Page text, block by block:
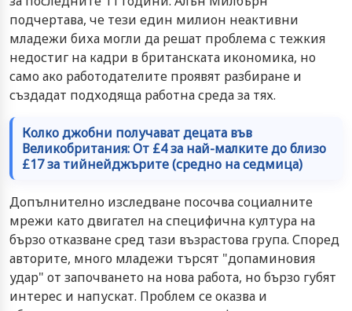
подчертава, че тези един милион неактивни
младежи биха могли да решат проблема с тежкия
недостиг на кадри в британската икономика, но
само ако работодателите проявят разбиране и
създадат подходяща работна среда за тях.
Колко джобни получават децата във
Великобритания: От £4 за най-малките до близо
£17 за тийнейджърите (средно на седмица)
Допълнително изследване посочва социалните
мрежи като двигател на специфична култура на
бързо отказване сред тази възрастова група. Според
авторите, много младежи търсят "допаминовия
удар" от започването на нова работа, но бързо губят
интерес и напускат. Проблем се оказва и